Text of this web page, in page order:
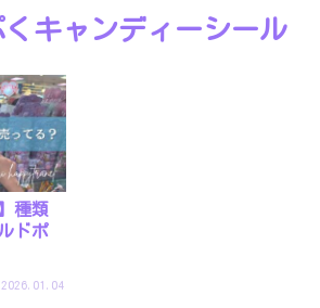
くキャンディーシール
種類
ドポ
2026.01.04